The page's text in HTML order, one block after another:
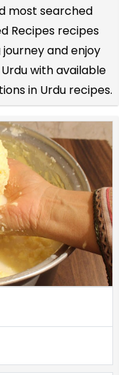
most searched
Recipes recipes
and enjoy
with available
in Urdu recipes.